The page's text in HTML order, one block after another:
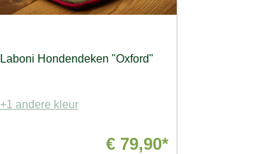
Laboni Hondendeken "Oxford"
+1 andere kleur
€ 79,90*